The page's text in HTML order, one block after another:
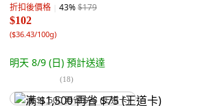
折扣後價格 43%$179
$102
($36.43/100g)
明天 8/9 (日) 預計送達
(18)
满 $1,500 再省 $75 (王道卡)